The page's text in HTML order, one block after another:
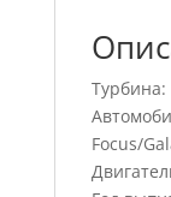
Турбина:
Focus/